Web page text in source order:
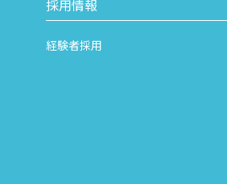
採用情報
経験者採用